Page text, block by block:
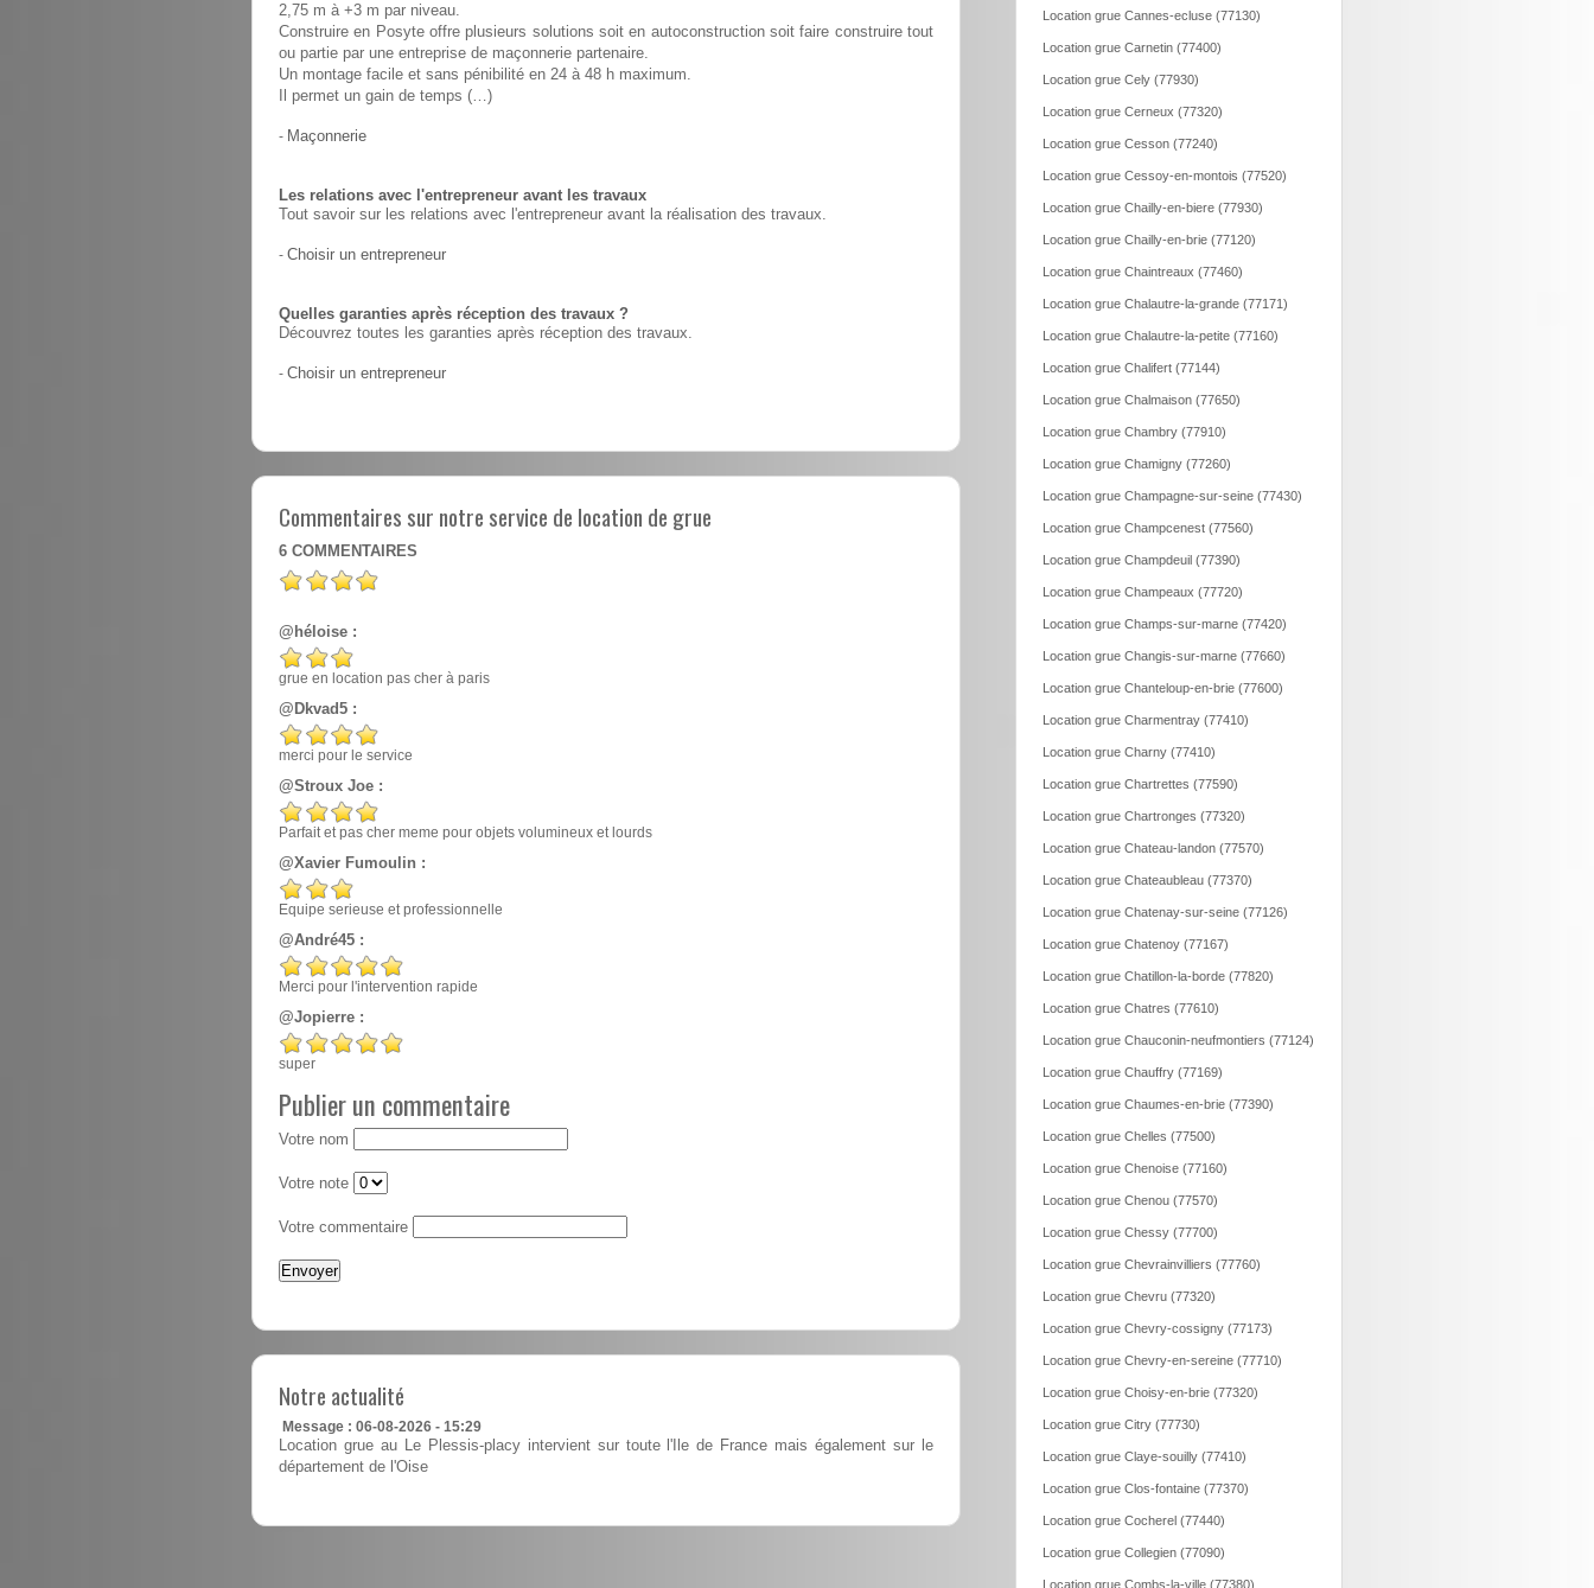
2,75 m à +3 m par niveau.
Construire en Posyte offre plusieurs solutions soit en autoconstruction soit faire construire tout
ou partie par une entreprise de maçonnerie partenaire.
Un montage facile et sans pénibilité en 24 à 48 h maximum.
Il permet un gain de temps (…)
- Maçonnerie
Les relations avec l'entrepreneur avant les travaux
Tout savoir sur les relations avec l'entrepreneur avant la réalisation des travaux.
- Choisir un entrepreneur
Quelles garanties après réception des travaux ?
Découvrez toutes les garanties après réception des travaux.
- Choisir un entrepreneur
Commentaires sur notre service de location de grue
6 COMMENTAIRES
@héloise :
grue en location pas cher à paris
@Dkvad5 :
merci pour le service
@Stroux Joe :
Parfait et pas cher meme pour objets volumineux et lourds
@Xavier Fumoulin :
Equipe serieuse et professionnelle
@André45 :
Merci pour l'intervention rapide
@Jopierre :
super
Publier un commentaire
Votre nom
Votre note
Votre commentaire
Notre actualité
Message : 06-08-2026 - 15:29
Location grue au Le Plessis-placy intervient sur toute l'Ile de France mais également sur le
département de l'Oise
Location grue Cannes-ecluse (77130)
Location grue Carnetin (77400)
Location grue Cely (77930)
Location grue Cerneux (77320)
Location grue Cesson (77240)
Location grue Cessoy-en-montois (77520)
Location grue Chailly-en-biere (77930)
Location grue Chailly-en-brie (77120)
Location grue Chaintreaux (77460)
Location grue Chalautre-la-grande (77171)
Location grue Chalautre-la-petite (77160)
Location grue Chalifert (77144)
Location grue Chalmaison (77650)
Location grue Chambry (77910)
Location grue Chamigny (77260)
Location grue Champagne-sur-seine (77430)
Location grue Champcenest (77560)
Location grue Champdeuil (77390)
Location grue Champeaux (77720)
Location grue Champs-sur-marne (77420)
Location grue Changis-sur-marne (77660)
Location grue Chanteloup-en-brie (77600)
Location grue Charmentray (77410)
Location grue Charny (77410)
Location grue Chartrettes (77590)
Location grue Chartronges (77320)
Location grue Chateau-landon (77570)
Location grue Chateaubleau (77370)
Location grue Chatenay-sur-seine (77126)
Location grue Chatenoy (77167)
Location grue Chatillon-la-borde (77820)
Location grue Chatres (77610)
Location grue Chauconin-neufmontiers (77124)
Location grue Chauffry (77169)
Location grue Chaumes-en-brie (77390)
Location grue Chelles (77500)
Location grue Chenoise (77160)
Location grue Chenou (77570)
Location grue Chessy (77700)
Location grue Chevrainvilliers (77760)
Location grue Chevru (77320)
Location grue Chevry-cossigny (77173)
Location grue Chevry-en-sereine (77710)
Location grue Choisy-en-brie (77320)
Location grue Citry (77730)
Location grue Claye-souilly (77410)
Location grue Clos-fontaine (77370)
Location grue Cocherel (77440)
Location grue Collegien (77090)
Location grue Combs-la-ville (77380)